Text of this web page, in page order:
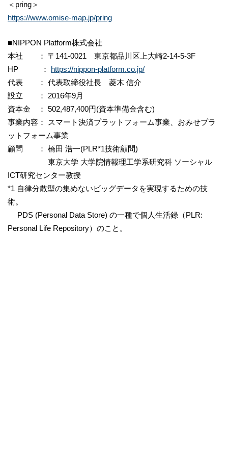
＜pring＞
https://www.omise-map.jp/pring
■NIPPON Platform株式会社
本社 ： 〒141-0021 東京都品川区上大崎2-14-5-3F
HP ： https://nippon-platform.co.jp/
代表 ： 代表取締役社長 菱木 信介
設立 ： 2016年9月
資本金 ： 502,487,400円(資本準備金含む)
事業内容： スマート決済プラットフォーム事業、おみせプラ
ットフォーム事業
顧問 ： 橋田 浩一(PLR*1技術顧問)
東京大学 大学院情報理工学系研究科 ソーシャル
ICT研究センター教授
*1 自律分散型の集めないビッグデータを実現するための技
術。
PDS (Personal Data Store) の一種で個人生活録（PLR:
Personal Life Repository）のこと。